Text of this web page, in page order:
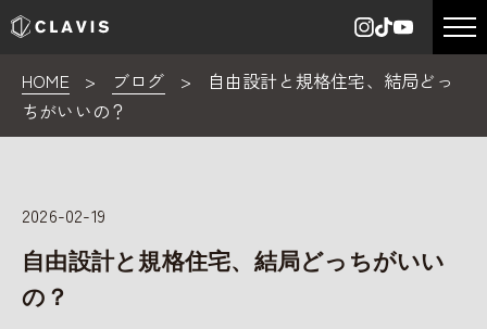
HOME > ブログ >
自由設計と規格住宅、結局どっ
ちがいいの？
2026-02-19
自由設計と規格住宅、結局どっちがいい
の？